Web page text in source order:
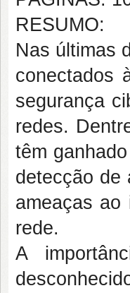
RESUMO:
Nas últimas
conectados
segurança
redes.
têm
detecção
ameaças ao
rede.
A